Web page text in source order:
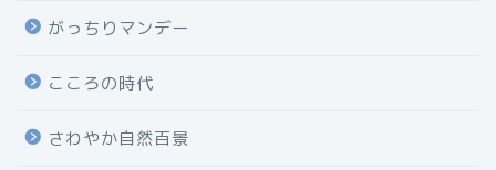
がっちりマンデー
こころの時代
さわやか自然百景